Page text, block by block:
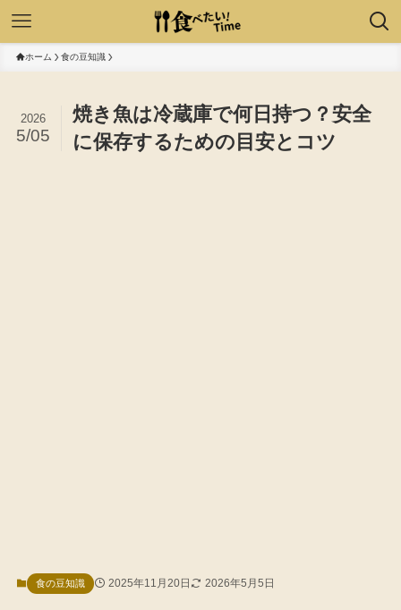
ホーム 食の豆知識
焼き魚は冷蔵庫で何日持つ？安全
に保存するための目安とコツ
2026
5/05
食の豆知識 2025年11月20日 2026年5月5日